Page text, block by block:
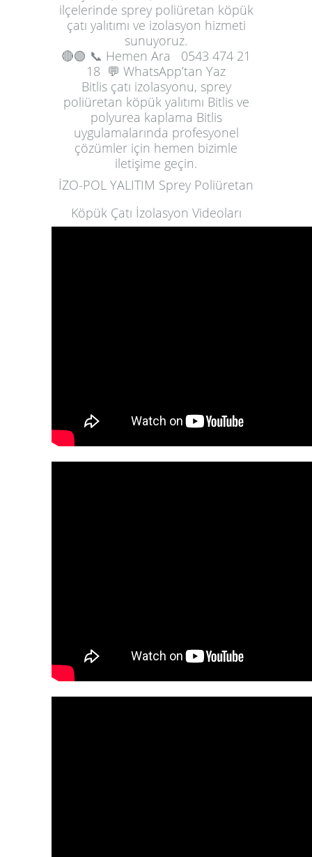
ilçelerinde sprey poliüretan köpük
çatı yalıtımı ve izolasyon hizmeti
sunuyoruz.
🔴🟢 📞 Hemen Ara
0543 474 21
18 💬 WhatsApp’tan Yaz
Bitlis çatı izolasyonu, sprey
poliüretan köpük yalıtımı Bitlis ve
polyurea kaplama Bitlis
uygulamalarında profesyonel
çözümler için hemen bizimle
iletişime geçin.
İZO-POL YALITIM Sprey Poliüretan
Köpük Çatı İzolasyon Videoları